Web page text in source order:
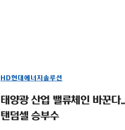
HD현대에너지솔루션
태양광 산업 밸류체인 바꾼다
탠덤셀 승부수